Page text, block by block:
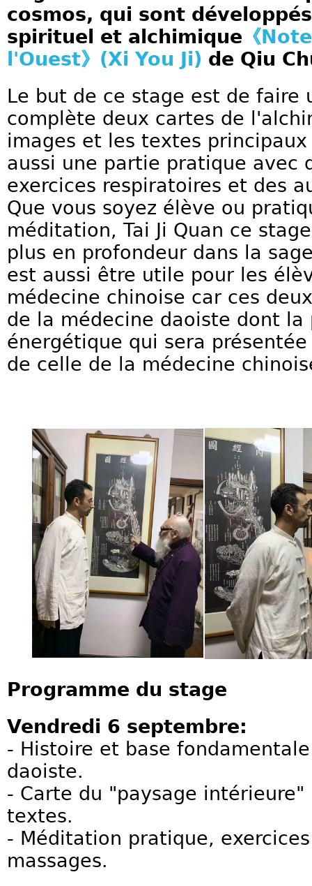
cosmos, qui sont
spirituel et alchimique 《
l'Ouest》(Xi You Ji) de Qiu
Le but de ce stage est de faire
complète deux cartes de
images et les textes
aussi une partie pratique avec
exercices respiratoires et des
Que vous soyez élève ou
méditation, Tai Ji Quan ce
plus en profondeur dans la
est aussi être utile pour les
médecine chinoise car ces
de la médecine daoiste dont la
énergétique qui sera
de celle de la médecine
Programme du stage
Vendredi 6 septembre:
- Histoire et base
daoiste.
- Carte du "paysage intérieure"
textes.
- Méditation pratique,
massages.